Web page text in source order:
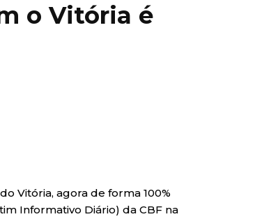
o Vitória é
Vitória, agora de forma 100%
Informativo Diário) da CBF na